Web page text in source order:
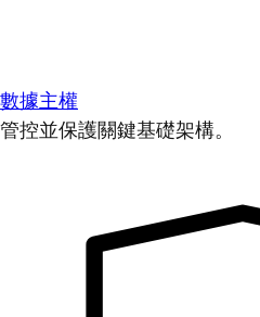
數據主權
管控並保護關鍵基礎架構。